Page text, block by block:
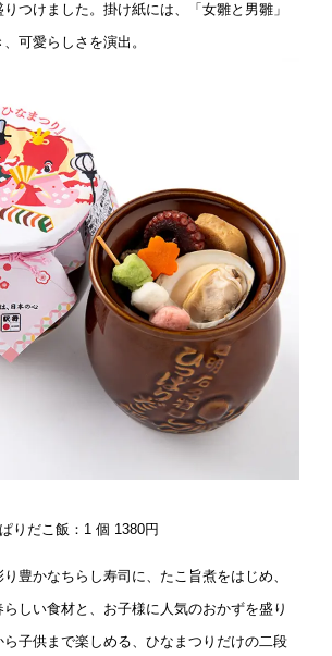
つけました。掛け紙には、「女雛と男雛」
可愛らしさを演出。
りだこ飯：1 個 1380円
豊かなちらし寿司に、たこ旨煮をはじめ、
しい食材と、お子様に人気のおかずを盛り
子供まで楽しめる、ひなまつりだけの二段